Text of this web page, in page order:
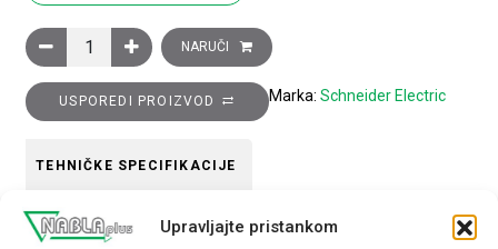
Upravljajte pristankom
Glava crne upuštene preklopke, long handle 2 položaja,
NARUČI
USPOREDI PROIZVOD Marka: Schneider Electric
TEHNIČKE SPECIFIKACIJE
Boja